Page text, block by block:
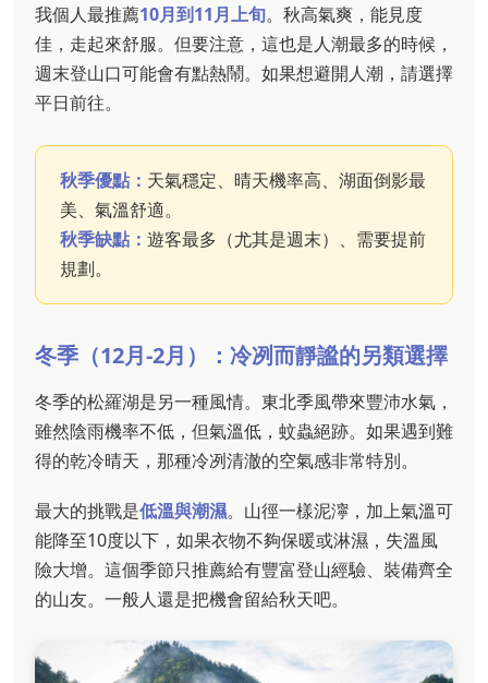
我個人最推薦10月到11月上旬。秋高氣爽，能見度
佳，走起來舒服。但要注意，這也是人潮最多的時候，
週末登山口可能會有點熱鬧。如果想避開人潮，請選擇
平日前往。
秋季優點： 天氣穩定、晴天機率高、湖面倒影最
美、氣溫舒適。
秋季缺點： 遊客最多（尤其是週末）、需要提前
規劃。
冬季（12月-2月）：冷冽而靜謐的另類選擇
冬季的松羅湖是另一種風情。東北季風帶來豐沛水氣，
雖然陰雨機率不低，但氣溫低，蚊蟲絕跡。如果遇到難
得的乾冷晴天，那種冷冽清澈的空氣感非常特別。
最大的挑戰是低溫與潮濕。山徑一樣泥濘，加上氣溫可
能降至10度以下，如果衣物不夠保暖或淋濕，失溫風
險大增。這個季節只推薦給有豐富登山經驗、裝備齊全
的山友。一般人還是把機會留給秋天吧。